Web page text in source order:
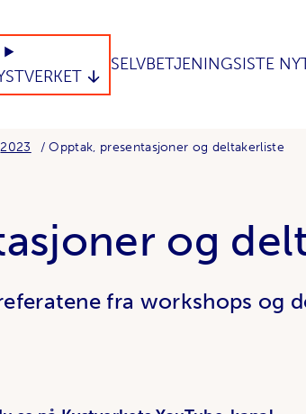
SELVBETJENINGSISTE
2023 Opptak, presentasjoner og deltakerliste
og
fra workshops og